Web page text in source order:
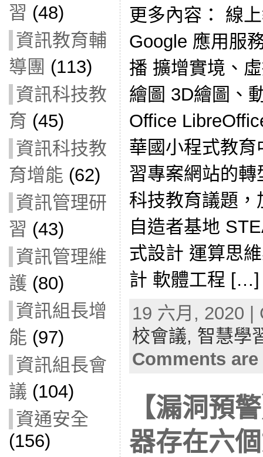
習 (48)
資訊教育輔
導團 (113)
資訊科技教
育 (45)
資訊科技教
育增能 (62)
資訊管理研
習 (43)
資訊管理維
護 (80)
資訊組長增
能 (97)
資訊組長會
議 (104)
資通安全
(156)
更多內容： 線
Google 應用服
播 擴增實境、
繪圖 3D繪圖、
Office
華國小程式教
習專案網站的
科技教育議題
自造者基地
式設計 運算思
計 軟體工程 […]
19 六月, 2020
校會議, 智慧學
Comments
【漏洞預
器存在六